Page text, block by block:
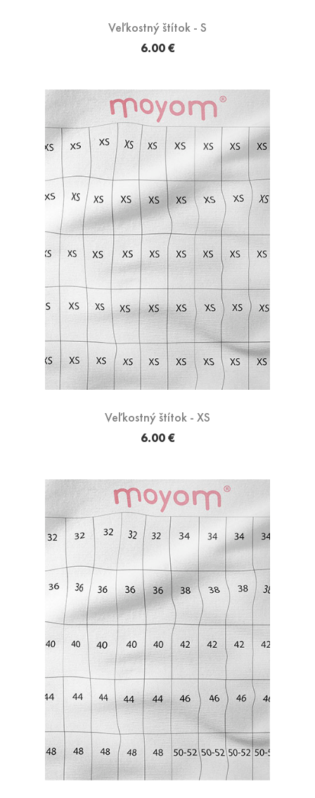
Veľkostný štítok - S
6.00 €
Veľkostný štítok - XS
6.00 €